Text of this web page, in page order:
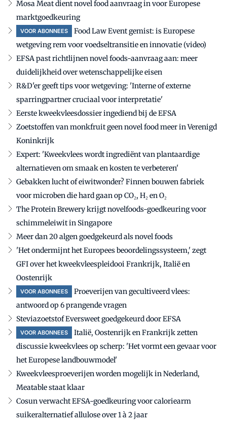
Mosa Meat dient novel food aanvraag in voor Europese
marktgoedkeuring
VOOR ABONNEES
Food Law Event gemist: is Europese
wetgeving rem voor voedseltransitie en innovatie (video)
EFSA past richtlijnen novel foods-aanvraag aan: meer
duidelijkheid over wetenschappelijke eisen
R&D'er geeft tips voor wetgeving: 'Interne of externe
sparringpartner cruciaal voor interpretatie'
Eerste kweekvleesdossier ingediend bij de EFSA
Zoetstoffen van monkfruit geen novel food meer in Verenigd
Koninkrijk
Expert: 'Kweekvlees wordt ingrediënt van plantaardige
alternatieven om smaak en kosten te verbeteren'
Gebakken lucht of eiwitwonder? Finnen bouwen fabriek
voor microben die hard gaan op CO₂, H₂ en O₂
The Protein Brewery krijgt novelfoods-goedkeuring voor
schimmeleiwit in Singapore
Meer dan 20 algen goedgekeurd als novel foods
'Het ondermijnt het Europees beoordelingssysteem,' zegt
GFI over het kweekvleespleidooi Frankrijk, Italië en
Oostenrijk
VOOR ABONNEES
Proeverijen van gecultiveerd vlees:
antwoord op 6 prangende vragen
Steviazoetstof Eversweet goedgekeurd door EFSA
VOOR ABONNEES
Italië, Oostenrijk en Frankrijk zetten
discussie kweekvlees op scherp: 'Het vormt een gevaar voor
het Europese landbouwmodel'
Kweekvleesproeverijen worden mogelijk in Nederland,
Meatable staat klaar
Cosun verwacht EFSA-goedkeuring voor caloriearm
suikeralternatief allulose over 1 à 2 jaar